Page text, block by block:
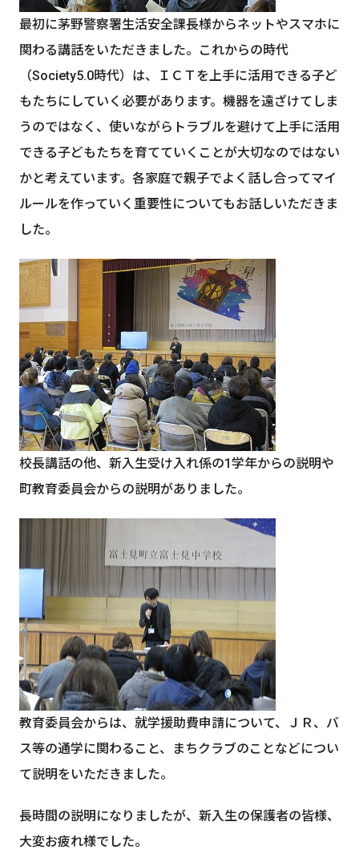
最初に茅野警察署生活安全課長様からネットやスマホに
関わる講話をいただきました。これからの時代
（Society5.0時代）は、ＩＣＴを上手に活用できる子ど
もたちにしていく必要があります。機器を遠ざけてしま
うのではなく、使いながらトラブルを避けて上手に活用
できる子どもたちを育てていくことが大切なのではない
かと考えています。各家庭で親子でよく話し合ってマイ
ルールを作っていく重要性についてもお話しいただきま
した。
校長講話の他、新入生受け入れ係の1学年からの説明や
町教育委員会からの説明がありました。
教育委員会からは、就学援助費申請について、ＪＲ、バ
ス等の通学に関わること、まちクラブのことなどについ
て説明をいただきました。
長時間の説明になりましたが、新入生の保護者の皆様、
大変お疲れ様でした。